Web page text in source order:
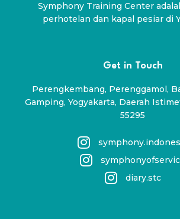
Symphony Training Center
perhotelan dan kapal pesiar di
Get in Touch
Perengkembang, Perenggamol,
Gamping, Yogyakarta, Daerah
55295
diary.stc